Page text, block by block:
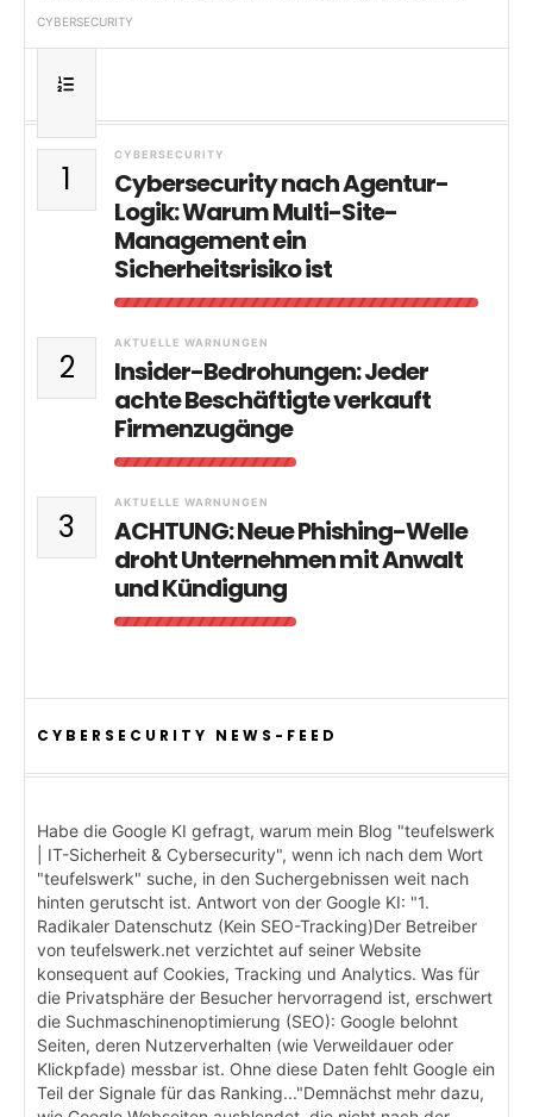
CYBERSECURITY
1
CYBERSECURITY
Cybersecurity nach Agentur-
Logik: Warum Multi-Site-
Management ein
Sicherheitsrisiko ist
2
AKTUELLE WARNUNGEN
Insider-Bedrohungen: Jeder
achte Beschäftigte verkauft
Firmenzugänge
3
AKTUELLE WARNUNGEN
ACHTUNG: Neue Phishing-Welle
droht Unternehmen mit Anwalt
und Kündigung
CYBERSECURITY NEWS-FEED
Habe die Google KI gefragt, warum mein Blog "teufelswerk
| IT-Sicherheit & Cybersecurity", wenn ich nach dem Wort
"teufelswerk" suche, in den Suchergebnissen weit nach
hinten gerutscht ist. Antwort von der Google KI: "1.
Radikaler Datenschutz (Kein SEO-Tracking)Der Betreiber
von teufelswerk.net verzichtet auf seiner Website
konsequent auf Cookies, Tracking und Analytics. Was für
die Privatsphäre der Besucher hervorragend ist, erschwert
die Suchmaschinenoptimierung (SEO): Google belohnt
Seiten, deren Nutzerverhalten (wie Verweildauer oder
Klickpfade) messbar ist. Ohne diese Daten fehlt Google ein
Teil der Signale für das Ranking..."Demnächst mehr dazu,